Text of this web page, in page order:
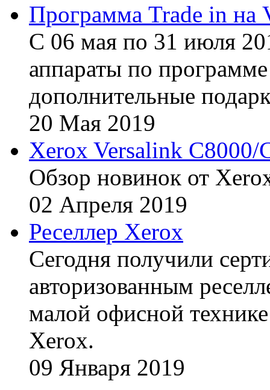
Программа Trade in на
С 06 мая по 31 июля
аппараты по
дополнительные
20 Мая 2019
Xerox Versalink C8000/
Обзор новинок от
02 Апреля 2019
Реселлер Xerox
Сегодня получили
авторизованным
малой офисной
Xerox.
09 Января 2019